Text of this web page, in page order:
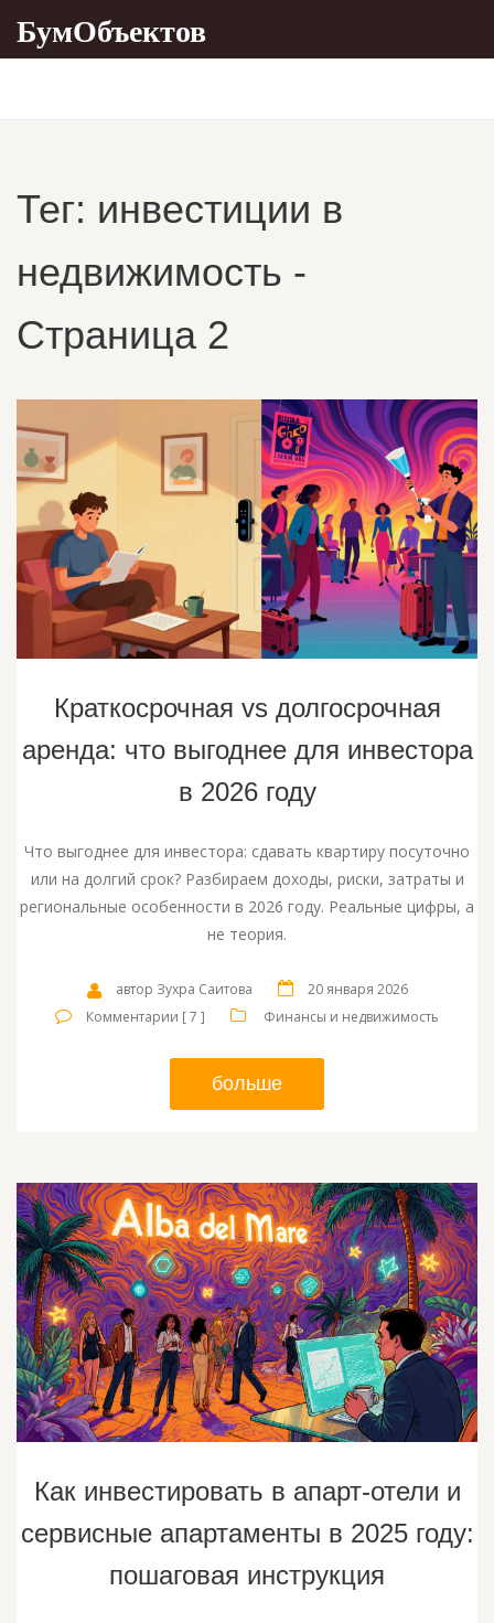
БумОбъектов
Тег: инвестиции в
недвижимость -
Страница 2
Краткосрочная vs долгосрочная
аренда: что выгоднее для инвестора
в 2026 году
Что выгоднее для инвестора: сдавать квартиру посуточно
или на долгий срок? Разбираем доходы, риски, затраты и
региональные особенности в 2026 году. Реальные цифры, а
не теория.
автор Зухра Саитова
20 января 2026
Комментарии [ 7 ]
Финансы и недвижимость
больше
Как инвестировать в апарт-отели и
сервисные апартаменты в 2025 году:
пошаговая инструкция